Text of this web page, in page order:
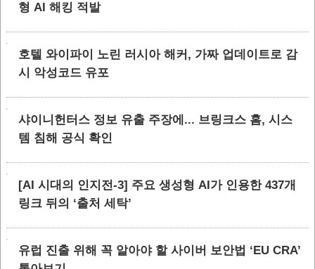
형 AI 해킹 적발
호텔 와이파이 노린 러시아 해커, 가짜 업데이트로 감
시 악성코드 유포
샤이니헌터스 정보 유출 주장에... 브링크스 홈, 시스
템 침해 공식 확인
[AI 시대의 인지전-3] 주요 생성형 AI가 인용한 437개
링크 뒤의 ‘출처 세탁’
유럽 진출 위해 꼭 알아야 할 사이버 보안법 ‘EU CRA’